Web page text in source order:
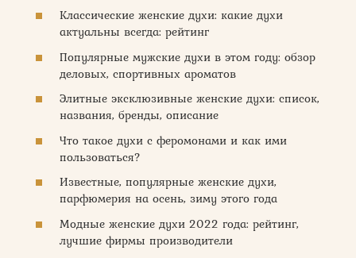
Классические женские духи: какие духи
актуальны всегда: рейтинг
Популярные мужские духи в этом году: обзор
деловых, спортивных ароматов
Элитные эксклюзивные женские духи: список,
названия, бренды, описание
Что такое духи с феромонами и как ими
пользоваться?
Известные, популярные женские духи,
парфюмерия на осень, зиму этого года
Модные женские духи 2022 года: рейтинг,
лучшие фирмы производители